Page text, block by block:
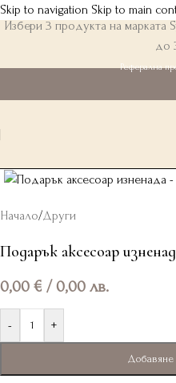
Skip to navigation Skip to main
Избери 3 продукта на марката
до
Реферална
Начало/Други
Подарък аксесоар
0,00 € / 0,00 лв.
- +
Добавяне